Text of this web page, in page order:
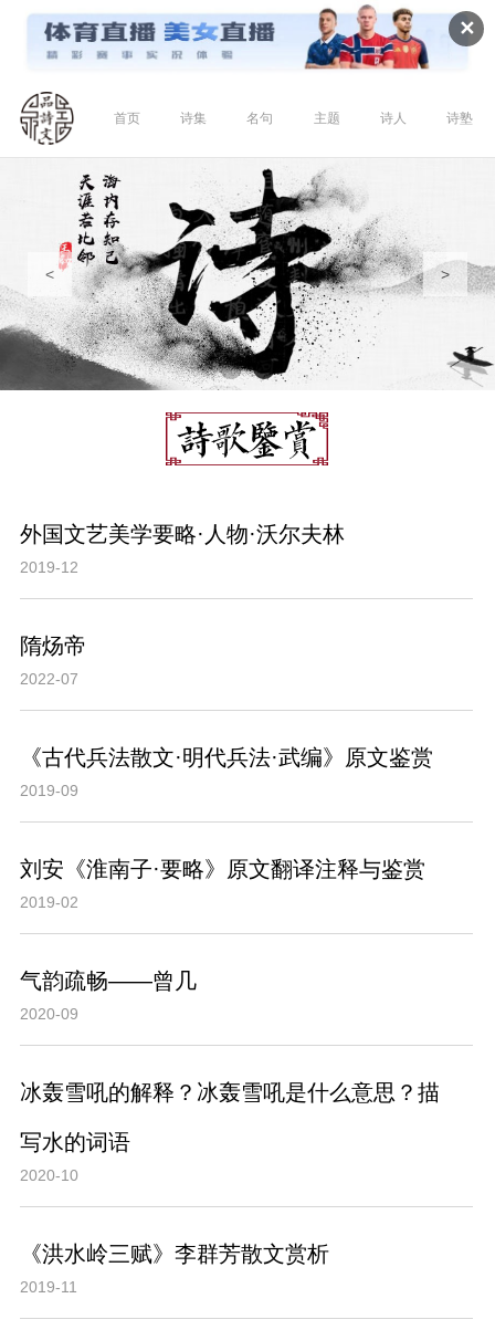
✕
首页 诗集 名句 主题 诗人 诗塾
< >
外国文艺美学要略·人物·沃尔夫林
2019-12
隋炀帝
2022-07
《古代兵法散文·明代兵法·武编》原文鉴赏
2019-09
刘安《淮南子·要略》原文翻译注释与鉴赏
2019-02
气韵疏畅——曾几
2020-09
冰轰雪吼的解释？冰轰雪吼是什么意思？描
写水的词语
2020-10
《洪水岭三赋》李群芳散文赏析
2019-11